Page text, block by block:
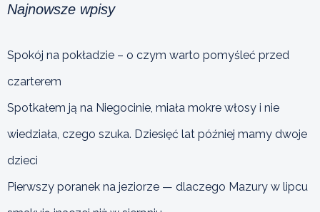
Najnowsze wpisy
Spokój na pokładzie – o czym warto pomyśleć przed
czarterem
Spotkałem ją na Niegocinie, miała mokre włosy i nie
wiedziała, czego szuka. Dziesięć lat później mamy dwoje
dzieci
Pierwszy poranek na jeziorze — dlaczego Mazury w lipcu